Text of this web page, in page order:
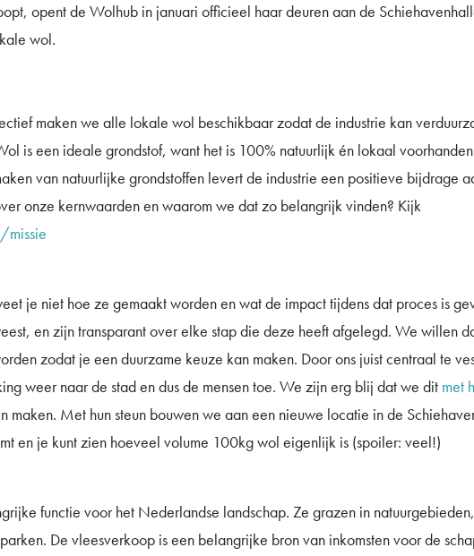
opent de Wolhub in januari officieel haar deuren aan de
wol.
maken we alle lokale wol beschikbaar zodat de industrie kan
is een ideale grondstof, want het is 100% natuurlijk én lokaal
van natuurlijke grondstoffen levert de industrie een positieve bijdrage
onze kernwaarden en waarom we dat zo belangrijk vinden? Kijk
missie
je niet hoe ze gemaakt worden en wat de impact tijdens dat proces is
en zijn transparant over elke stap die deze heeft afgelegd. We willen
zodat je een duurzame keuze kan maken. Door ons juist centraal te
weer naar de stad en dus de mensen toe. We zijn erg blij dat we dit met
maken. Met hun steun bouwen we aan een nieuwe locatie in de
en je kunt zien hoeveel volume 100kg wol eigenlijk is (spoiler: veel!)
functie voor het Nederlandse landschap. Ze grazen in
De vleesverkoop is een belangrijke bron van inkomsten voor de